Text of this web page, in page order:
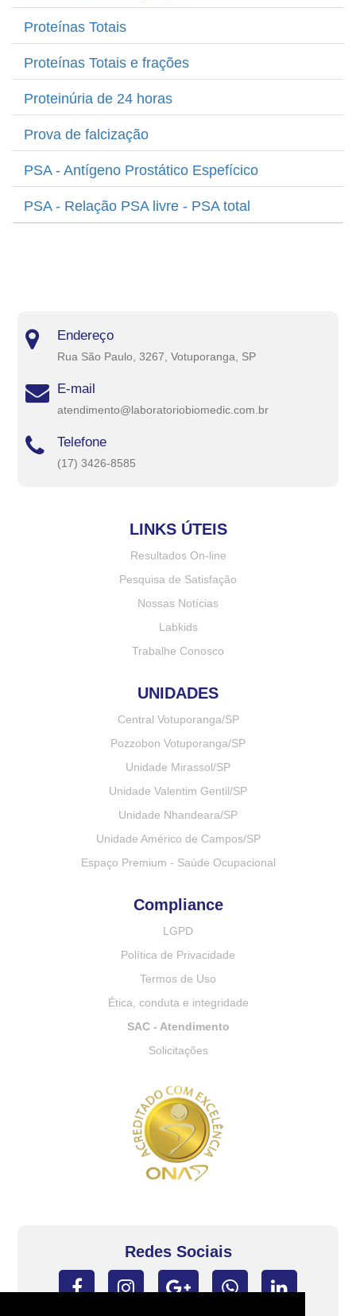
Proteínas Totais
Proteínas Totais e frações
Proteinúria de 24 horas
Prova de falcização
PSA - Antígeno Prostático Espefícico
PSA - Relação PSA livre - PSA total
Endereço
Rua São Paulo, 3267, Votuporanga, SP
E-mail
atendimento@laboratoriobiomedic.com.br
Telefone
(17) 3426-8585
LINKS ÚTEIS
Resultados On-line
Pesquisa de Satisfação
Nossas Notícias
Labkids
Trabalhe Conosco
UNIDADES
Central Votuporanga/SP
Pozzobon Votuporanga/SP
Unidade Mirassol/SP
Unidade Valentim Gentil/SP
Unidade Nhandeara/SP
Unidade Américo de Campos/SP
Espaço Premium - Saúde Ocupacional
Compliance
LGPD
Política de Privacidade
Termos de Uso
Ética, conduta e integridade
SAC - Atendimento
Solicitações
Redes Sociais